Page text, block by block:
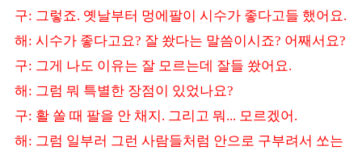
구: 그렇죠. 옛날부터 멍에팔이 시수가 좋다고들 했어요.
해: 시수가 좋다고요? 잘 쐈다는 말씀이시죠? 어째서요?
구: 그게 나도 이유는 잘 모르는데 잘들 쐈어요.
해: 그럼 뭐 특별한 장점이 있었나요?
구: 활 쏠 때 팔을 안 채지. 그리고 뭐... 모르겠어.
해: 그럼 일부러 그런 사람들처럼 안으로 구부려서 쏘는